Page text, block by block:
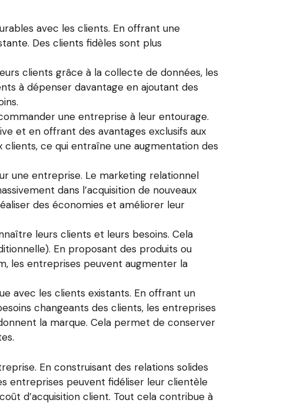
avec les clients. En offrant une
Des clients fidèles sont plus
clients grâce à la collecte de données, les
à dépenser davantage en ajoutant des
une entreprise à leur entourage.
et en offrant des avantages exclusifs aux
ce qui entraîne une augmentation des
une entreprise. Le marketing relationnel
dans l’acquisition de nouveaux
des économies et améliorer leur
leurs clients et leurs besoins. Cela
En proposant des produits ou
les entreprises peuvent augmenter la
avec les clients existants. En offrant un
changeants des clients, les entreprises
la marque. Cela permet de conserver
En construisant des relations solides
entreprises peuvent fidéliser leur clientèle
d’acquisition client. Tout cela contribue à